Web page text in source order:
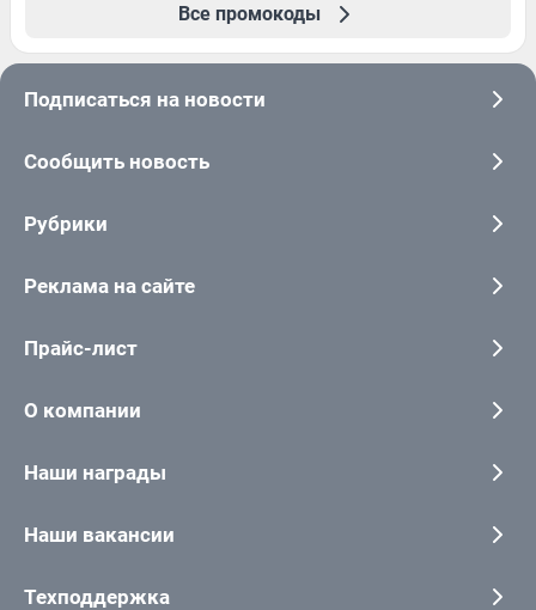
Все промокоды
Подписаться на новости
Сообщить новость
Рубрики
Реклама на сайте
Прайс-лист
О компании
Наши награды
Наши вакансии
Техподдержка